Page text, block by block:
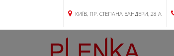
КИЇВ, ПР. СТЕПАНА БАНДЕРИ, 28 А